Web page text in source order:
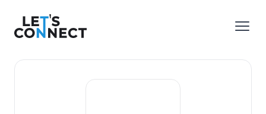
Let's Connect
le menu